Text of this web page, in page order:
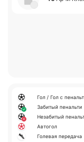
Гол / Гол с
Забитый пенальти
Незабитый
Автогол
Голевая передача